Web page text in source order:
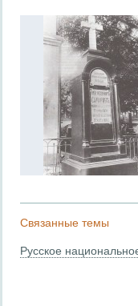
Связанные темы
Русское